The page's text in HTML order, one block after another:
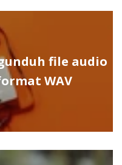
file audio
WAV